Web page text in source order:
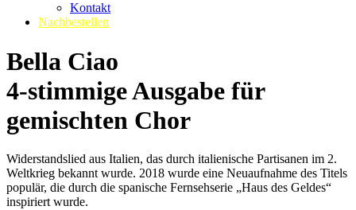
Kontakt
Nachbestellen
Bella Ciao
4-stimmige Ausgabe für
gemischten Chor
Widerstandslied aus Italien, das durch italienische Partisanen im 2.
Weltkrieg bekannt wurde. 2018 wurde eine Neuaufnahme des Titels
populär, die durch die spanische Fernsehserie „Haus des Geldes“
inspiriert wurde.